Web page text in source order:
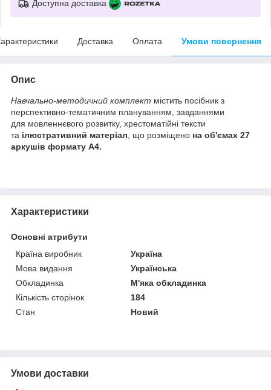
Доступна доставка
Доставка Оплата Умови повернення
Опис
Навчально-методичний комплект містить посібник з
перспективно-тематичним плануванням, завданнями
для мовленнєвого розвитку, хрестоматійні тексти
та ілюстративний матеріал , що розміщено на об'ємах 27
аркушів формату А4.
Характеристики
Основні атрибути
Країна виробник
Україна
Мова видання
Українська
Обкладинка
М'яка обкладинка
Кількість сторінок
184
Стан
Новий
Умови доставки